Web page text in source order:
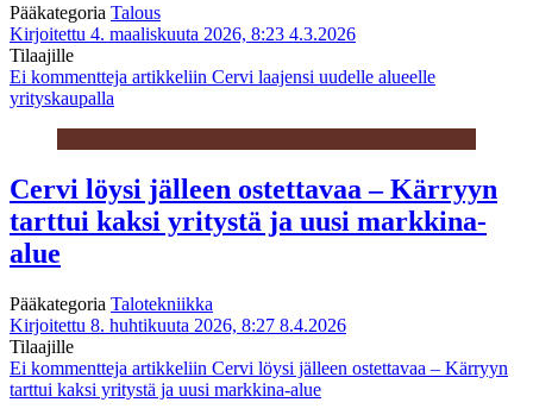
Pääkategoria Talous
Kirjoitettu 4. maaliskuuta 2026, 8:23 4.3.2026
Tilaajille
Ei kommentteja artikkeliin Cervi laajensi uudelle alueelle
yrityskaupalla
Cervi löysi jälleen ostettavaa – Kärryyn
tarttui kaksi yritystä ja uusi markkina-
alue
Pääkategoria Talotekniikka
Kirjoitettu 8. huhtikuuta 2026, 8:27 8.4.2026
Tilaajille
Ei kommentteja artikkeliin Cervi löysi jälleen ostettavaa – Kärryyn
tarttui kaksi yritystä ja uusi markkina-alue